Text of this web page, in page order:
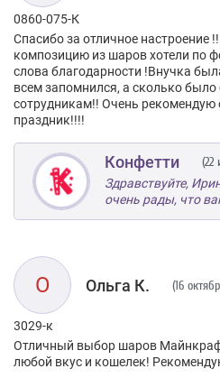
0860-075-К
Спасибо за отличное
композицию из шаров хотели по
слова благодарности !Внучка
всем запомнился, а сколько
сотрудникам!! Очень рекомендую
праздник!!!!
Конфетти (22
Здравствуйте,
очень рады, что
О Ольга К. (16
3029-к
Отличный выбор шаров
любой вкус и кошелек!